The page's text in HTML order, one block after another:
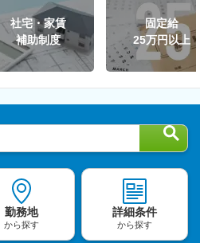
社宅・家賃
補助制度
固定給
25万円以上
勤務地
から探す
詳細条件
から探す